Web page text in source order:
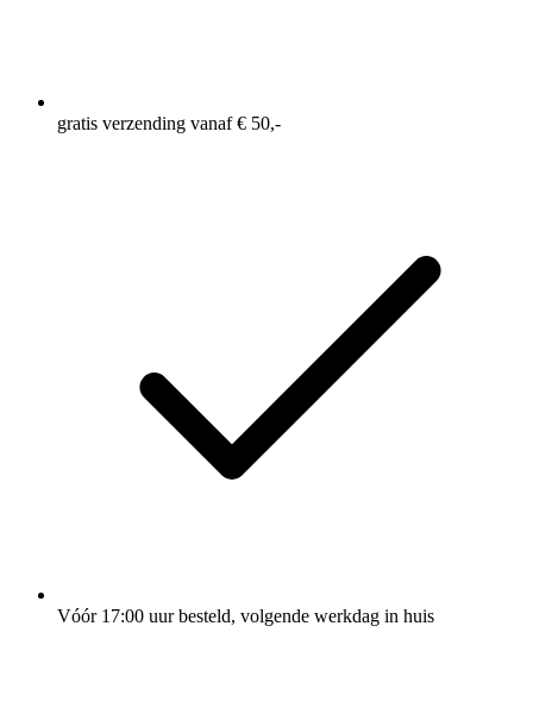
gratis verzending vanaf € 50,-
Vóór 17:00 uur besteld, volgende werkdag in huis